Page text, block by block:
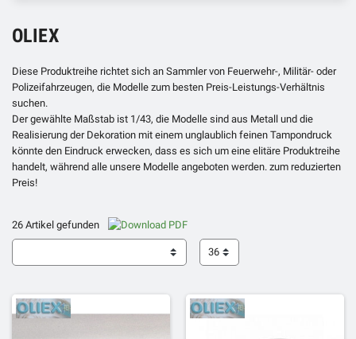
OLIEX
Diese Produktreihe richtet sich an Sammler von Feuerwehr-, Militär- oder
Polizeifahrzeugen, die Modelle zum besten Preis-Leistungs-Verhältnis
suchen.
Der gewählte Maßstab ist 1/43, die Modelle sind aus Metall und die
Realisierung der Dekoration mit einem unglaublich feinen Tampondruck
könnte den Eindruck erwecken, dass es sich um eine elitäre Produktreihe
handelt, während alle unsere Modelle angeboten werden. zum reduzierten
Preis!
26 Artikel gefunden
36